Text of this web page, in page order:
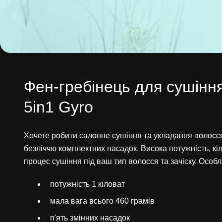
Фен-гребінець для
5in1 Gyro
Хочете робити салонне сушіння та укладання
безліччю комплектних насадок. Висока потужність,
процес сушіння під ваш тип волосся та зачіску.
потужність 1 кіловат
мала вага всього 460 грамів
п'ять змінних насадок